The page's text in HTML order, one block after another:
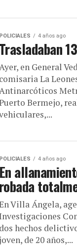
POLICIALES 4 años ago
Trasladaban
en General
comisaria La
Bermejo,
POLICIALES 4 años ago
En
robada
Villa Ángela,
dos hechos
joven, de 20 años,...